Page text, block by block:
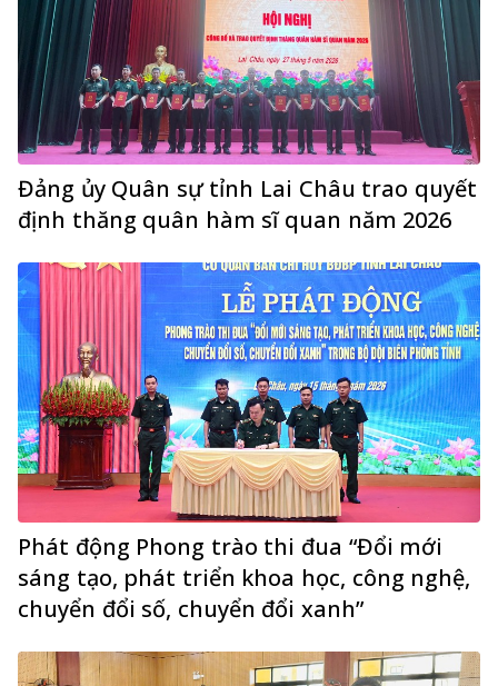
Đảng ủy Quân sự tỉnh Lai Châu trao quyết
định thăng quân hàm sĩ quan năm 2026
Phát động Phong trào thi đua “Đổi mới
sáng tạo, phát triển khoa học, công nghệ,
chuyển đổi số, chuyển đổi xanh”